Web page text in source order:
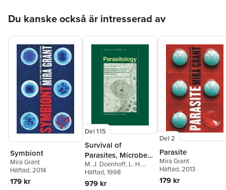
Du kanske också är intresserad av
Symbiont
Mira Grant
Häftad, 2014
179 kr
Del 115
Survival of
Parasites, Microbes
and Tumours
M. J. Doenhoff, L. H.
Chappell,M. J. Doenhoff
Häftad, 1998
979 kr
Del 2
Parasite
Mira Grant
Häftad, 2013
179 kr